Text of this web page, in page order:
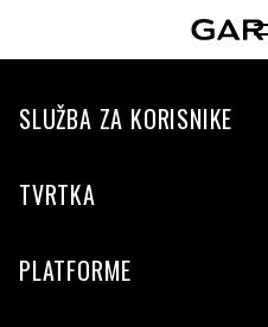
SLUŽBA ZA KORISNIKE
TVRTKA
PLATFORME